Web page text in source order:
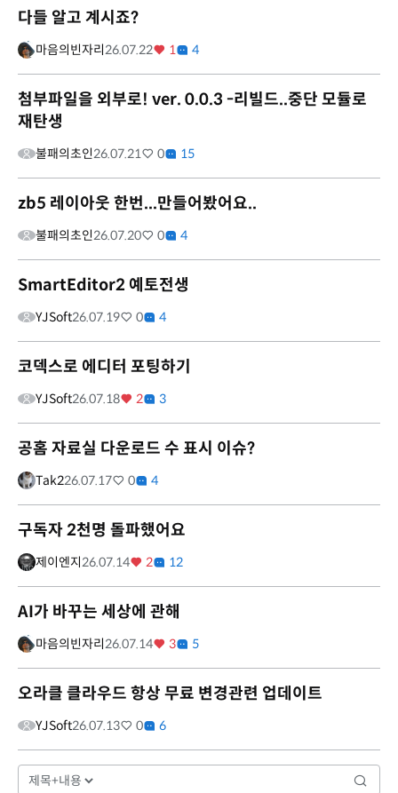
다들 알고 계시죠?
마음의빈자리26.07.22 1 4
첨부파일을 외부로! ver. 0.0.3 -리빌드..중단 모듈로
재탄생
불패의초인26.07.21 0 15
zb5 레이아웃 한번...만들어봤어요..
불패의초인26.07.20 0 4
SmartEditor2 예토전생
YJSoft26.07.19 0 4
코덱스로 에디터 포팅하기
YJSoft26.07.18 2 3
공홈 자료실 다운로드 수 표시 이슈?
Tak226.07.17 0 4
구독자 2천명 돌파했어요
제이엔지26.07.14 2 12
AI가 바꾸는 세상에 관해
마음의빈자리26.07.14 3 5
오라클 클라우드 항상 무료 변경관련 업데이트
YJSoft26.07.13 0 6